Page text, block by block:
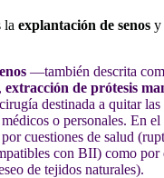
la explantación de senos y
—también descrita
, extracción de prótesis
destinada a quitar las
o personales. En el
cuestiones de salud
con BII) como por
de tejidos naturales).